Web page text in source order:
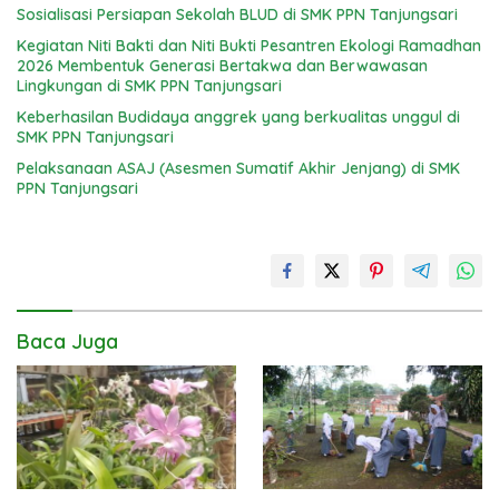
Sosialisasi Persiapan Sekolah BLUD di SMK PPN Tanjungsari
Kegiatan Niti Bakti dan Niti Bukti Pesantren Ekologi Ramadhan
2026 Membentuk Generasi Bertakwa dan Berwawasan
Lingkungan di SMK PPN Tanjungsari
Keberhasilan Budidaya anggrek yang berkualitas unggul di
SMK PPN Tanjungsari
Pelaksanaan ASAJ (Asesmen Sumatif Akhir Jenjang) di SMK
PPN Tanjungsari
Baca Juga